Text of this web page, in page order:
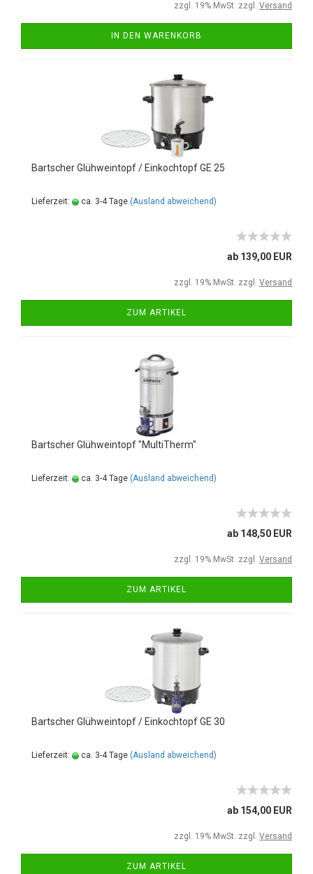
zzgl. 19% MwSt. zzgl. Versand
IN DEN WARENKORB
Bartscher Glühweintopf / Einkochtopf GE 25
Lieferzeit: ca. 3-4 Tage (Ausland abweichend)
ab 139,00 EUR
zzgl. 19% MwSt. zzgl. Versand
ZUM ARTIKEL
Bartscher Glühweintopf "MultiTherm"
Lieferzeit: ca. 3-4 Tage (Ausland abweichend)
ab 148,50 EUR
zzgl. 19% MwSt. zzgl. Versand
ZUM ARTIKEL
Bartscher Glühweintopf / Einkochtopf GE 30
Lieferzeit: ca. 3-4 Tage (Ausland abweichend)
ab 154,00 EUR
zzgl. 19% MwSt. zzgl. Versand
ZUM ARTIKEL